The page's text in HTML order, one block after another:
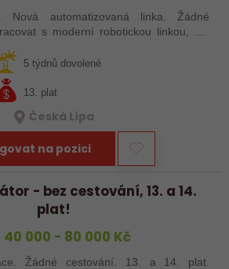
Nová automatizovaná linka. Žádné
5 týdnů dovolené
13. plat
Česká Lípa
na pozici
- bez cestování, 13. a 14.
plat!
40 000 - 80 000 Kč
Žádné cestování. 13. a 14. plat.